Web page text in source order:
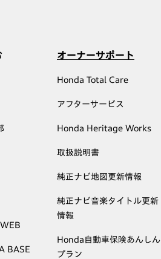
BASE
オーナーサポート
Honda Total Care
アフターサービス
Honda Heritage Works
取扱説明書
純正ナビ地図更新情報
純正ナビ音楽タイトル更新
情報
Honda自動車保険あんしん
プラン